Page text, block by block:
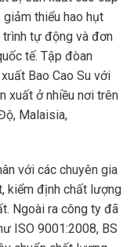
thiểu hao hụt
tự động và đơn
tế. Tập đòan
Bao Cao Su với
xuất ở nhiều nơi trên
Malaisia,
với các chuyên gia
kiểm định chất lượng
Ngoài ra công ty đã
ISO 9001:2008, BS